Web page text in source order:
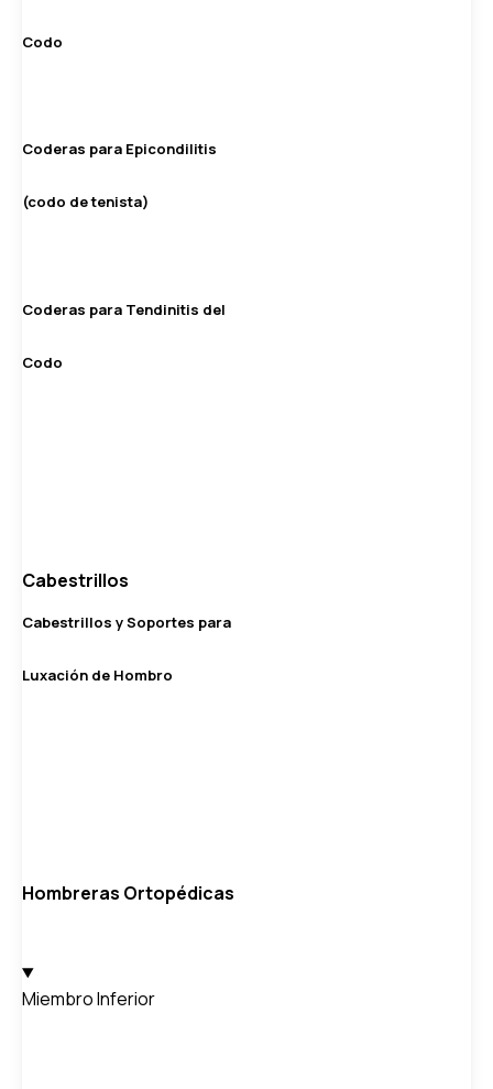
Codo
Coderas para Epicondilitis
(codo de tenista)
Coderas para Tendinitis del
Codo
Cabestrillos
Cabestrillos y Soportes para
Luxación de Hombro
Hombreras Ortopédicas
Miembro Inferior